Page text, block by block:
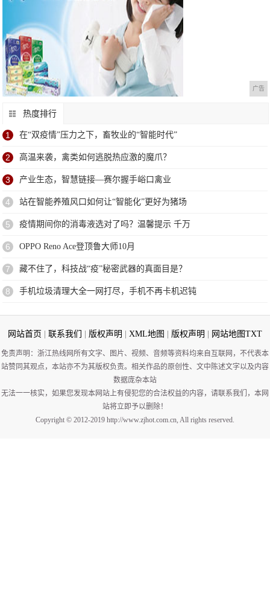
广告
热度排行
1 在“双疫情”压力之下，畜牧业的“智能时代”
2 高温来袭，禽类如何逃脱热应激的魔爪？
3 产业生态，智慧链接—赛尔握手峪口禽业
4 站在智能养殖风口如何让“智能化”更好为猪场
5 疫情期间你的消毒液选对了吗？温馨提示 千万
6 OPPO Reno Ace登顶鲁大师10月
7 藏不住了，科技战“疫”秘密武器的真面目是？
8 手机垃圾清理大全一网打尽，手机不再卡机迟钝
网站首页 联系我们 版权声明 XML地图 版权声明 网站地图TXT
免责声明：浙江热线网所有文字、图片、视频、音频等资料均来自互联网，不代表本
站赞同其观点，本站亦不为其版权负责。相关作品的原创性、文中陈述文字以及内容
数据庞杂本站
无法一一核实，如果您发现本网站上有侵犯您的合法权益的内容，请联系我们，本网
站将立即予以删除！
Copyright © 2012-2019 http://www.zjhot.com.cn, All rights reserved.